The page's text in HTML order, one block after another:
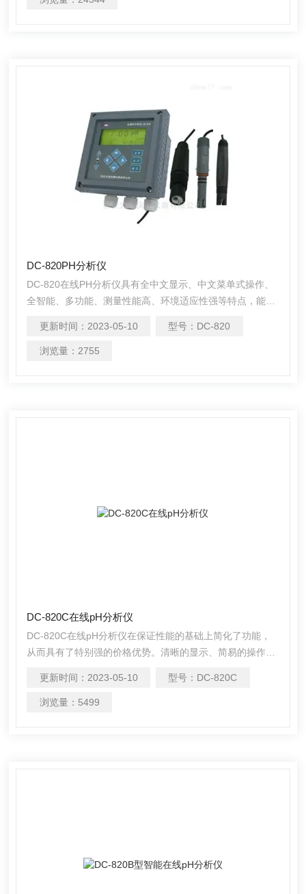
DC-820PH分析仪
DC-820在线PH分析仪具有全中文显示、中文菜单式操作、
全智能、多功能、测量性能高、环境适应性强等特点，能精
冶金、环保、制药、生化、食品和自来水等溶液中pH值的连
续监测。
更新时间： 2023-05-10 型号： DC-820
浏览量： 2755
DC-820C在线pH分析仪
DC-820C在线pH分析仪在保证性能的基础上简化了功能，
从而具有了特别强的价格优势。清晰的显示、简易的操作和
电、化工化肥、冶金、环保、制药、生化、食品和自来水等
溶液中pH值的连续监测。
更新时间： 2023-05-10 型号： DC-820C
浏览量： 5499